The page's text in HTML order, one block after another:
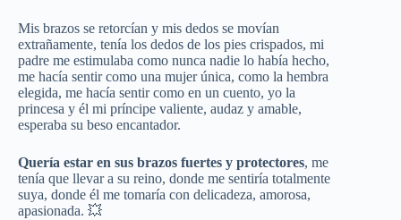
Mis brazos se retorcían y mis dedos se movían
extrañamente, tenía los dedos de los pies crispados, mi
padre me estimulaba como nunca nadie lo había hecho,
me hacía sentir como una mujer única, como la hembra
elegida, me hacía sentir como en un cuento, yo la
princesa y él mi príncipe valiente, audaz y amable,
esperaba su beso encantador.
Quería estar en sus brazos fuertes y protectores, me
tenía que llevar a su reino, donde me sentiría totalmente
suya, donde él me tomaría con delicadeza, amorosa,
apasionada. 💥